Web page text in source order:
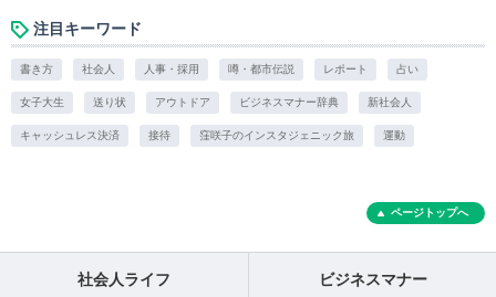
注目キーワード
書き方 社会人 人事・採用 噂・都市伝説 レポート 占い
女子大生 送り状 アウトドア ビジネスマナー辞典 新社会人
キャッシュレス決済 接待 窪咲子のインスタジェニック旅 運動
ページトップへ
社会人ライフ ビジネスマナー